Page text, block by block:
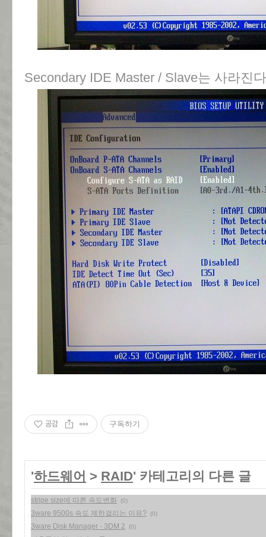
Secondary IDE Master / Slave는 사라진
공감 구독하기
'하드웨어 > RAID' 카테고리의 다른 글
stripe size에 따른 속도변화 (0)
3ware 9500s 속도 제한걸리는 이유? (0)
3ware Disk Manager - 3DM 2 (0)